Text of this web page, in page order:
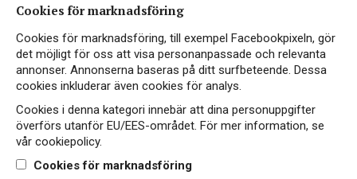
Instagram
Facebook
LinkedIn
Kontakt
Cookies för marknadsföring
Cookies för marknadsföring, till exempel Facebookpixeln, gör
det möjligt för oss att visa personanpassade och relevanta
annonser. Annonserna baseras på ditt surfbeteende. Dessa
cookies inkluderar även cookies för analys.
Cookies i denna kategori innebär att dina personuppgifter
överförs utanför EU/EES-området. För mer information, se
vår cookiepolicy.
Cookies för marknadsföring